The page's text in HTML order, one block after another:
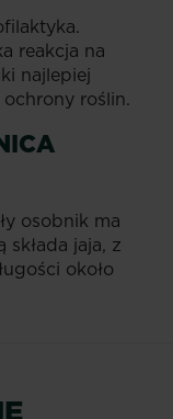
reakcja na
najlepiej
roślin.
osobnik ma
składa jaja, z
około